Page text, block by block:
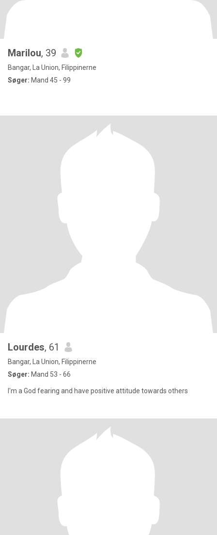
Marilou, 39
Bangar, La Union, Filippinerne
Søger: Mand 45 - 99
Lourdes, 61
Bangar, La Union, Filippinerne
Søger: Mand 53 - 66
I'm a God fearing and have positive attitude towards others